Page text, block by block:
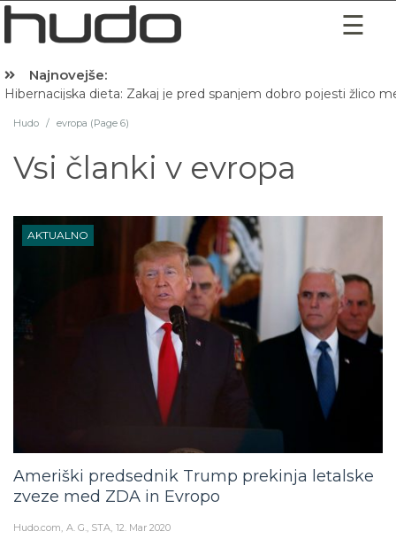
Najnovejše:
Hibernacijska dieta: Zakaj je pred spanjem dobro pojesti žlico
Hudo / evropa (Page 6)
Vsi članki v evropa
AKTUALNO
Ameriški predsednik Trump prekinja letalske
zveze med ZDA in Evropo
Hudo.com A. G., STA 12. Mar 2020